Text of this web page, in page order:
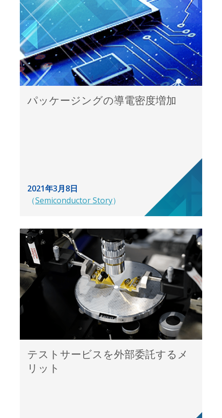
パッケージングの導電密度増加
2021年3月8日
（Semiconductor Story）
テストサービスを外部委託するメ
リット
Back